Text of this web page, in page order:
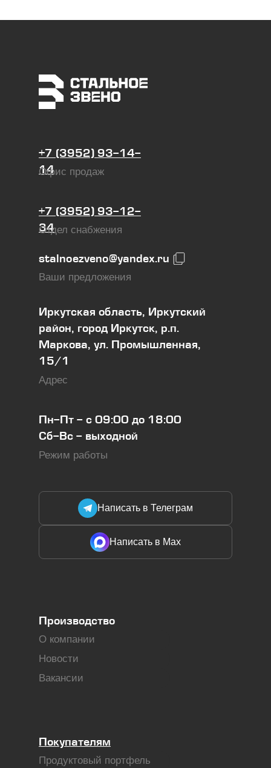
+7 (3952) 93-14-
14
Офис продаж
stalnoezveno@yandex.ru
Ваши предложения
Иркутская область, Иркутский
район, город Иркутск, р.п.
Маркова, ул. Промышленная,
15/1
Адрес
Пн-Пт - с 09:00 до 18:00
Сб-Вс - выходной
Режим работы
Производство
О компании
Новости
Вакансии
Покупателям
Продуктовый портфель
Написать в Телеграм
Написать в Max
+7 (3952) 93-12-
34
Отдел снабжения